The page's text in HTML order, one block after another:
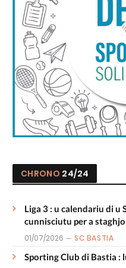
CHRONO 24/24
Liga 3 : u calendariu di u
cunnisciutu per a
01/07/2026 SC BASTIA
Sporting Club di Bastia :